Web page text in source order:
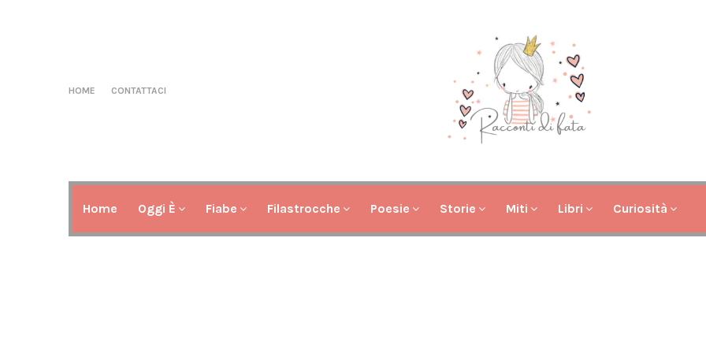
HOME CONTATTACI
Home Oggi È Fiabe Filastrocche Poesie Storie Miti Libri Curiosità